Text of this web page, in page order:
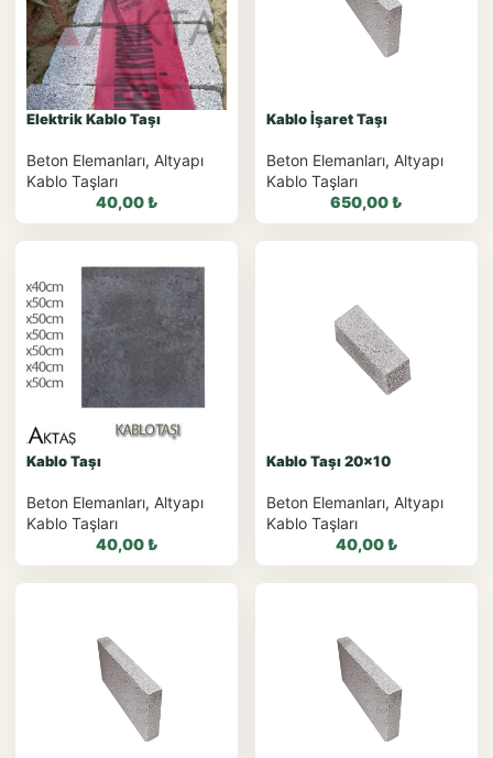
Elektrik Kablo Taşı
Beton Elemanları, Altyapı
Kablo Taşları
40,00₺
WhatsApp ile
Sipariş
WhatsApp Teklif Al
Kablo İşaret Taşı
Beton Elemanları, Altyapı
Kablo Taşları
650,00₺
WhatsApp ile
Sipariş
Kablo Taşı
Beton Elemanları, Altyapı
Kablo Taşları
40,00₺
WhatsApp ile
Kablo Taşı 20×10
Beton Elemanları, Altyapı
Kablo Taşları
40,00₺
WhatsApp ile